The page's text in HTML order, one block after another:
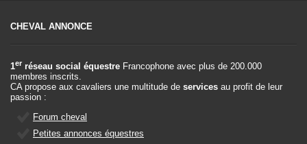
CHEVAL ANNONCE
1er réseau social équestre Francophone avec plus de 200.000
membres inscrits.
CA propose aux cavaliers une multitude de services au profit de leur
passion :
Forum cheval
Petites annonces équestres